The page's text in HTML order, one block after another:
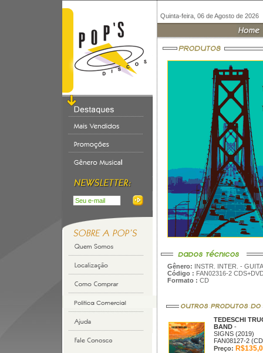
Quinta-feira, 06 de Agosto de 2026
Gênero: INSTR. INTER. -
Código : FAN02316-2
Formato : CD
TEDESCHI
BAND -
SIGNS (2019)
FAN08127-2
Preço: